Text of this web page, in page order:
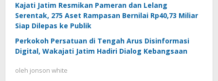
Kajati Jatim Resmikan Pameran dan Lelang
Serentak, 275 Aset Rampasan Bernilai Rp40,73 Miliar
Siap Dilepas ke Publik
Perkokoh Persatuan di Tengah Arus Disinformasi
Digital, Wakajati Jatim Hadiri Dialog Kebangsaan
oleh jonson white